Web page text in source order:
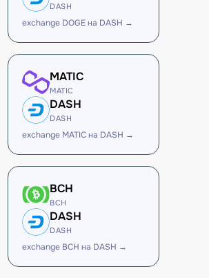
DASH
exchange DOGE на DASH →
MATIC
MATIC
DASH
DASH
exchange MATIC на DASH →
BCH
BCH
DASH
DASH
exchange BCH на DASH →